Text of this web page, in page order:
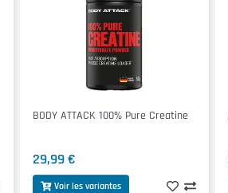
BODY ATTACK 100% Pure Creatine
29,99 €
Voir les variantes